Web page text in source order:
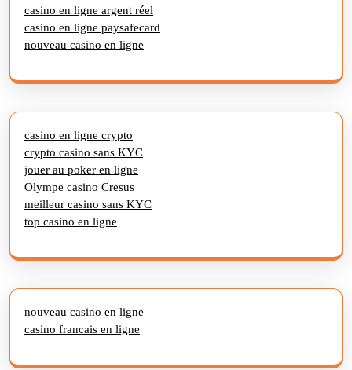
casino en ligne argent réel
casino en ligne paysafecard
nouveau casino en ligne
casino en ligne crypto
crypto casino sans KYC
jouer au poker en ligne
Olympe casino Cresus
meilleur casino sans KYC
top casino en ligne
nouveau casino en ligne
casino francais en ligne